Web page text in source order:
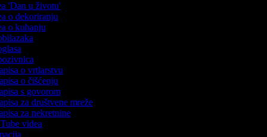
'Dan u životu'
o dekoriranju
o kuhanju
o vrtlarstvu
o čišćenju
s govorom
za društvene mreže
za nekretnine
videa